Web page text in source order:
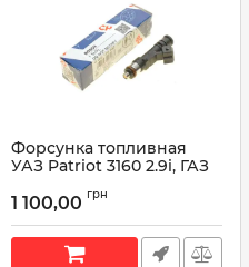
Форсунка топливная
УАЗ Patriot 3160 2.9i, ГАЗ
406, 409, УМЗ-4216) 0 280
Артикул: 0 280 158 107
1 100,00 грн